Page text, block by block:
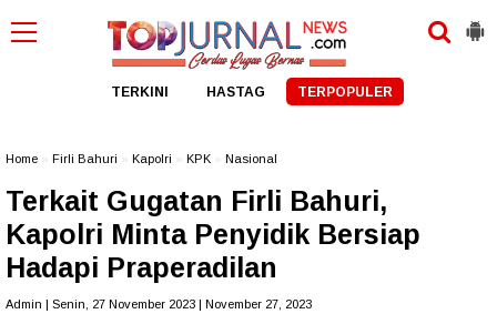
TERKINI HASTAG TERPOPULER
Home Firli Bahuri Kapolri KPK Nasional
Terkait Gugatan Firli Bahuri,
Kapolri Minta Penyidik Bersiap
Hadapi Praperadilan
Admin | Senin, 27 November 2023 | November 27, 2023